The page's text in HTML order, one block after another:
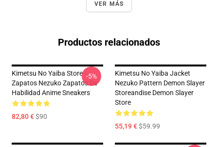
VER MÁS
Productos relacionados
Kimetsu No Yaiba Store -
Zapatos Nezuko Zapatos De
Habilidad Anime Sneakers
82,80 €$90
-5%
Kimetsu No Yaiba Jacket
Nezuko Pattern Demon Slayer
Storeandise Demon Slayer
Store
55,19 €$59.99